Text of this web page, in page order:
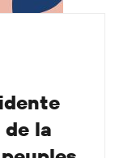
de la